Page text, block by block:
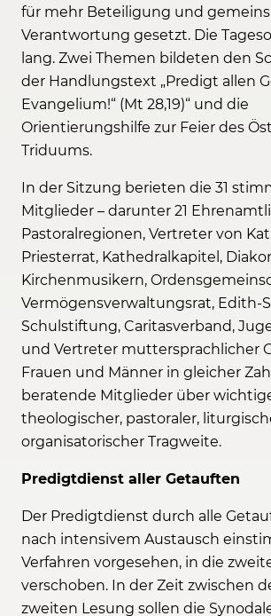
für mehr Beteiligung und
Verantwortung gesetzt. Die
lang. Zwei Themen bildeten den
der Handlungstext „Predigt allen
Evangelium!“ (Mt 28,19)“ und die
Orientierungshilfe zur Feier des
Triduums.
In der Sitzung berieten die 31
Mitglieder – darunter 21
Pastoralregionen, Vertreter von
Priesterrat, Kathedralkapitel,
Kirchenmusikern,
Vermögensverwaltungsrat, Edith-
Schulstiftung, Caritasverband,
und Vertreter muttersprachlicher
Frauen und Männer in gleicher
beratende Mitglieder über
theologischer, pastoraler,
organisatorischer Tragweite.
Predigtdienst aller Getauften
Der Predigtdienst durch alle
nach intensivem Austausch
Verfahren vorgesehen, in die
verschoben. In der Zeit zwischen
zweiten Lesung sollen die